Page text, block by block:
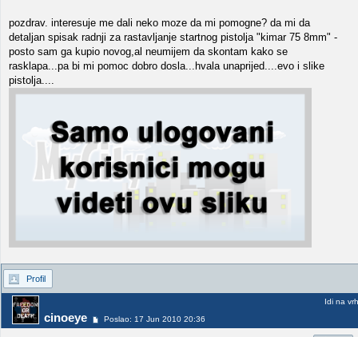
pozdrav. interesuje me dali neko moze da mi pomogne? da mi da
detaljan spisak radnji za rastavljanje startnog pistolja "kimar 75 8mm" -
posto sam ga kupio novog,al neumijem da skontam kako se
rasklapa...pa bi mi pomoc dobro dosla...hvala unaprijed....evo i slike
pistolja....
Profil
cinoeye Poslao: 17 Jun 2010 20:36
Idi na vrh